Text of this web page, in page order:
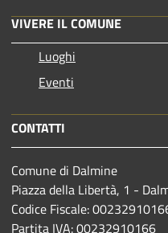
VIVERE IL COMUNE
Luoghi
Eventi
CONTATTI
Comune di Dalmine
Piazza della Libertà, 1 -
Codice Fiscale:
Partita IVA: 00232910166